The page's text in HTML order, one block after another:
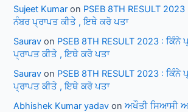
Sujeet Kumar on PSEB 8TH RESULT
ਨੰਬਰ ਪ੍ਰਾਪਤ ਕੀਤੇ , ਇਥੇ ਕਰੋ ਪਤਾ
Saurav on PSEB 8TH RESULT 2023 : ਕਿੰਨੇ
ਪ੍ਰਾਪਤ ਕੀਤੇ , ਇਥੇ ਕਰੋ ਪਤਾ
Saurav on PSEB 8TH RESULT 2023 : ਕਿੰਨੇ
ਪ੍ਰਾਪਤ ਕੀਤੇ , ਇਥੇ ਕਰੋ ਪਤਾ
Abhishek Kumar yadav onਅਖੌਤੀ ਸਿਆਸੀ